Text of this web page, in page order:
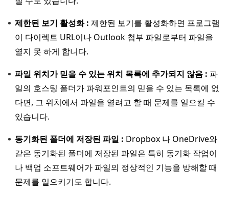
제한된 보기 활성화 : 제한된 보기를 활성화하면 프로그램
이 다이렉트 URL이나 Outlook 첨부 파일로부터 파일을
열지 못 하게 합니다.
파일 위치가 믿을 수 있는 위치 목록에 추가되지 않음 : 파
일의 호스팅 폴더가 파워포인트의 믿을 수 있는 목록에 없
다면, 그 위치에서 파일을 열려고 할 때 문제를 일으킬 수
있습니다.
동기화된 폴더에 저장된 파일 : Dropbox 나 OneDrive와
같은 동기화된 폴더에 저장된 파일은 특히 동기화 작업이
나 백업 소프트웨어가 파일의 정상적인 기능을 방해할 때
문제를 일으키기도 합니다.